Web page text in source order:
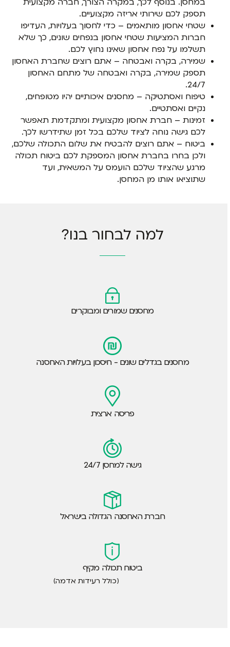
תספק לכם שירותי אריזה מקצועיים.
שטחי אחסון מותאמים – כדי לחסוך בעלויות, העדיפו
חברות המציעות שטחי אחסון בנפחים שונים, כך שלא
תשלמו על נפח אחסון שאינו נחוץ לכם.
שמירה, בקרה ואבטחה – אתם רוצים שחברת האחסון
תספק שמירה, בקרה ואבטחה של מתחם האחסון
24/7.
טיפוח ואסתטיקה – מחסנים איכותיים יהיו מטופחים,
נקיים ואסתטיים.
זמינות – חברת אחסון מקצועית ומתקדמת תאפשר
לכם גישה נוחה לציוד שלכם בכל זמן שתידרשו לכך.
ביטוח – אתם רוצים להבטיח את שלום התכולה שלכם,
ולכן בחרו בחברת אחסון המספקת לכם ביטוח תכולה
מרגע שהציוד שלכם הועמס על המשאית, ועד
שתוציאו אותו מן המחסן.
למה לבחור בנו?
מחסנים שמורים ומבוקרים
מחסנים בגדלים שונים - חיסכון בעלויות האחסנה
פריסה ארצית
גישה למחסן 24/7
חברת האחסנה הגדולה בישראל
ביטוח תכולה מקיף
(כולל רעידות אדמה)